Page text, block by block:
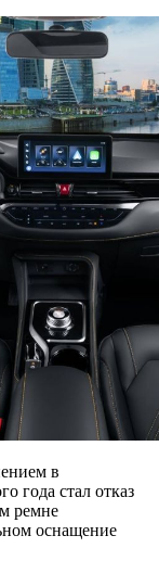
в
года стал отказ
ремне
оснащение